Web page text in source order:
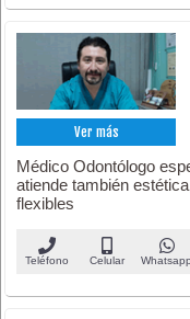
Ver más
Médico Odontólogo
atiende también
flexibles
Teléfono Celular Whatsapp